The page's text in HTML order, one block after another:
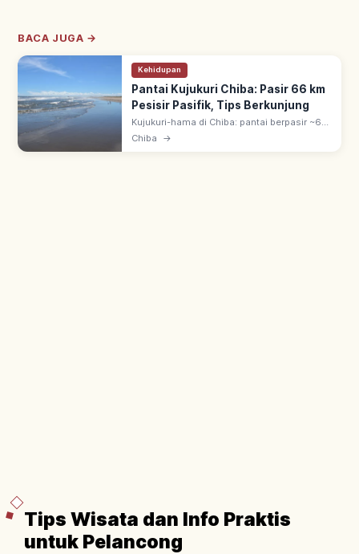
BACA JUGA →
Kehidupan
Pantai Kujukuri Chiba: Pasir 66 km
Pesisir Pasifik, Tips Berkunjung
Kujukuri-hama di Chiba: pantai berpasir ~66
km menghadap Samudra Pasifik, salah satu
Chiba →
Tips Wisata dan Info Praktis
untuk Pelancong